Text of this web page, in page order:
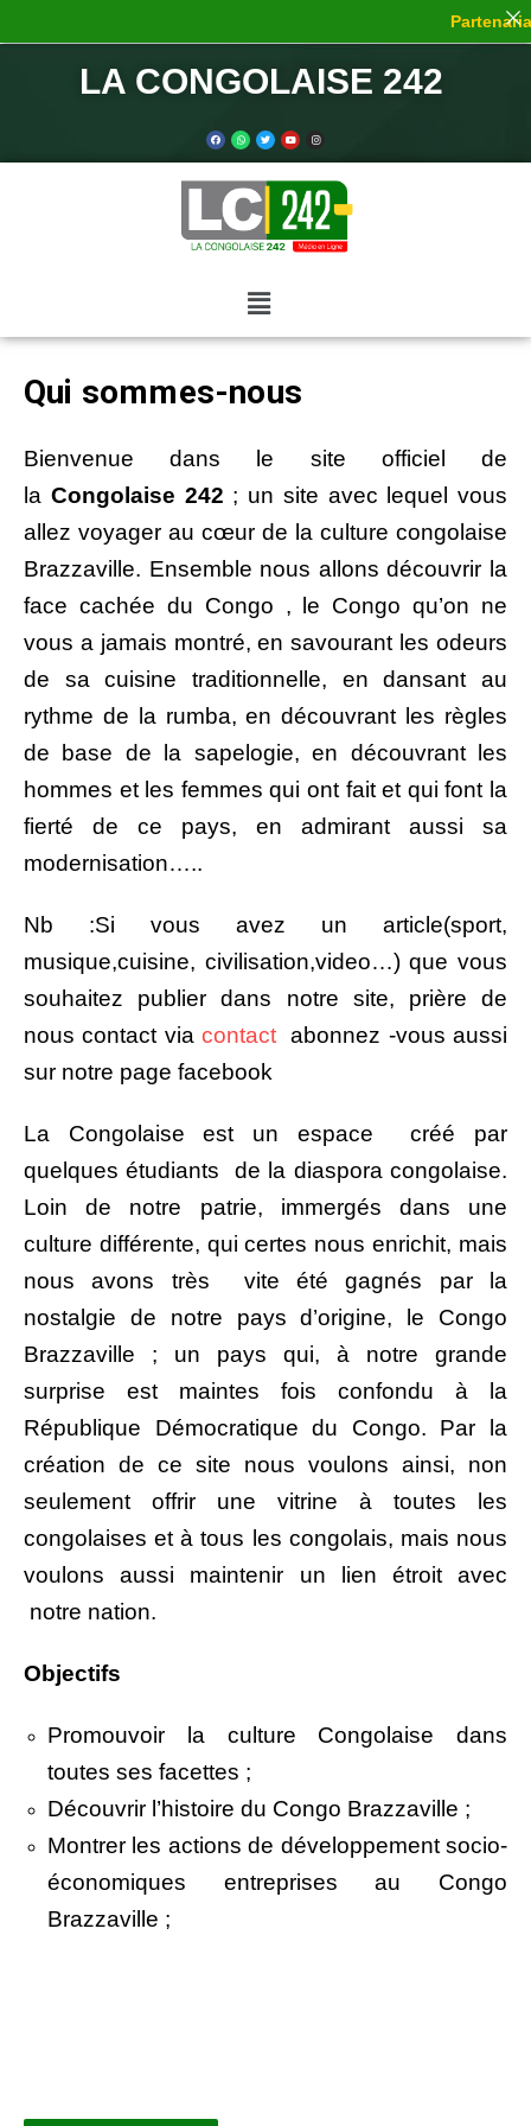
LA CONGOLAISE 242
Qui sommes-nous
Bienvenue dans le site officiel de
la Congolaise 242 ; un site avec lequel vous
allez voyager au cœur de la culture congolaise
Brazzaville. Ensemble nous allons découvrir la
face cachée du Congo , le Congo qu’on ne
vous a jamais montré, en savourant les odeurs
de sa cuisine traditionnelle, en dansant au
rythme de la rumba, en découvrant les règles
de base de la sapelogie, en découvrant les
hommes et les femmes qui ont fait et qui font la
fierté de ce pays, en admirant aussi sa
modernisation…..
Nb :Si vous avez un article(sport,
musique,cuisine, civilisation,video…) que vous
souhaitez publier dans notre site, prière de
nous contact via contactabonnez -vous aussi
sur notre page facebook
La Congolaise est un espace créé par
quelques étudiants de la diaspora congolaise.
Loin de notre patrie, immergés dans une
culture différente, qui certes nous enrichit, mais
nous avons très vite été gagnés par la
nostalgie de notre pays d’origine, le Congo
Brazzaville ; un pays qui, à notre grande
surprise est maintes fois confondu à la
République Démocratique du Congo. Par la
création de ce site nous voulons ainsi, non
seulement offrir une vitrine à toutes les
congolaises et à tous les congolais, mais nous
voulons aussi maintenir un lien étroit avec
notre nation.
Objectifs
Promouvoir la culture Congolaise dans
toutes ses facettes ;
Découvrir l’histoire du Congo Brazzaville ;
Montrer les actions de développement socio-
économiques entreprises au Congo
Brazzaville ;